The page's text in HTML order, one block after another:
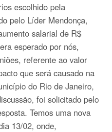
escolhido pela
pelo Líder Mendonça,
salarial de R$
esperado por nós,
referente ao valor
que será causado na
do Rio de Janeiro,
foi solicitado pelo
Temos uma nova
13/02, onde,